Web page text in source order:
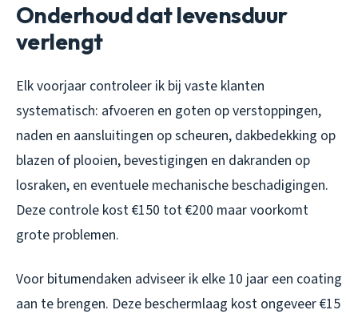
Onderhoud dat levensduur
verlengt
Elk voorjaar controleer ik bij vaste klanten
systematisch: afvoeren en goten op verstoppingen,
naden en aansluitingen op scheuren, dakbedekking op
blazen of plooien, bevestigingen en dakranden op
losraken, en eventuele mechanische beschadigingen.
Deze controle kost €150 tot €200 maar voorkomt
grote problemen.
Voor bitumendaken adviseer ik elke 10 jaar een coating
aan te brengen. Deze beschermlaag kost ongeveer €15